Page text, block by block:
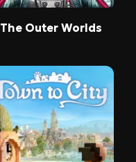
The Outer Worlds